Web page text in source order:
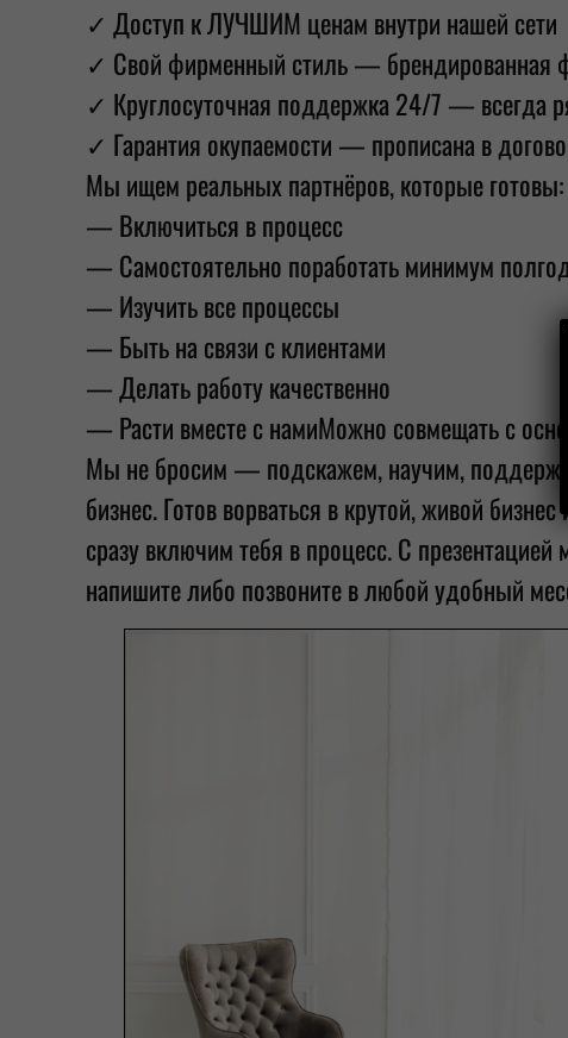
✓ Доступ к ЛУЧШИМ ценам внутри нашей сети
✓ Свой фирменный стиль — брендированная
✓ Круглосуточная поддержка 24/7 — всегда
✓ Гарантия окупаемости — прописана в
Мы ищем реальных партнёров, которые готовы:
— Включиться в процесс
— Самостоятельно поработать минимум
— Изучить все процессы
— Быть на связи с клиентами
— Делать работу качественно
— Расти вместе с намиМожно совмещать с
Мы не бросим — подскажем, научим,
бизнес. Готов ворваться в крутой, живой
сразу включим тебя в процесс. С
напишите либо позвоните в любой удобный